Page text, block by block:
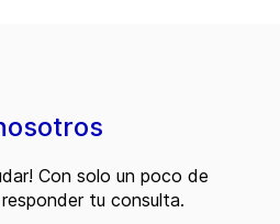
Con solo un poco de
tu consulta.